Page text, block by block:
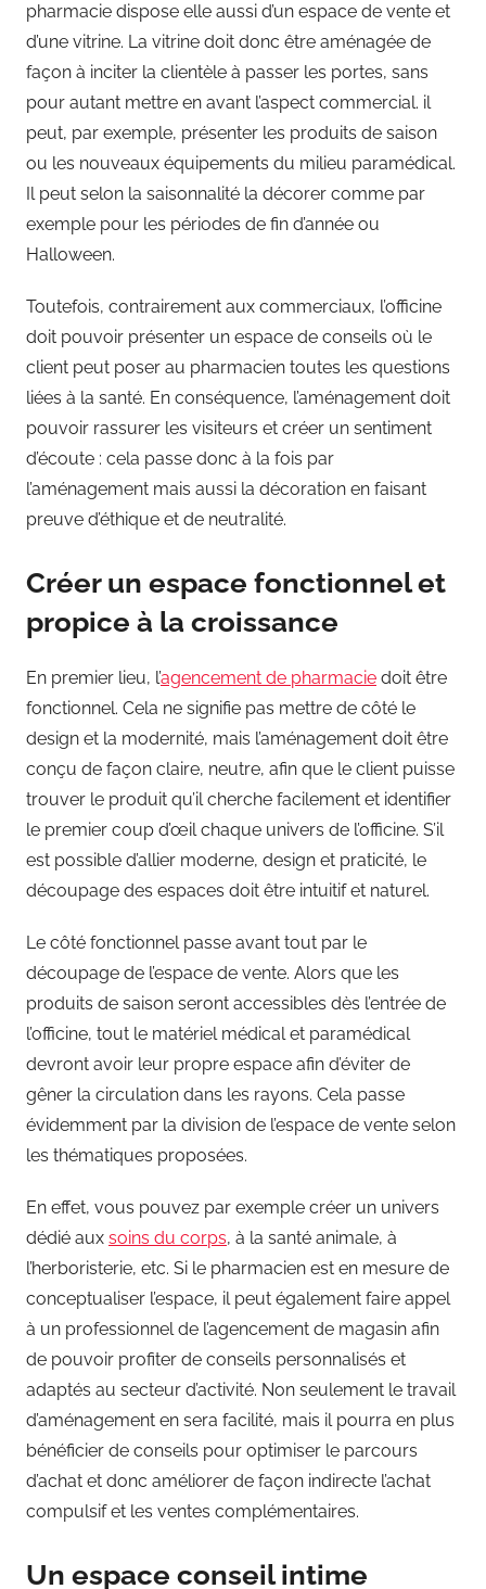
pharmacie dispose elle aussi d’un espace de vente et
d’une vitrine. La vitrine doit donc être aménagée de
façon à inciter la clientèle à passer les portes, sans
pour autant mettre en avant l’aspect commercial. il
peut, par exemple, présenter les produits de saison
ou les nouveaux équipements du milieu paramédical.
Il peut selon la saisonnalité la décorer comme par
exemple pour les périodes de fin d’année ou
Halloween.
Toutefois, contrairement aux commerciaux, l’officine
doit pouvoir présenter un espace de conseils où le
client peut poser au pharmacien toutes les questions
liées à la santé. En conséquence, l’aménagement doit
pouvoir rassurer les visiteurs et créer un sentiment
d’écoute : cela passe donc à la fois par
l’aménagement mais aussi la décoration en faisant
preuve d’éthique et de neutralité.
Créer un espace fonctionnel et
propice à la croissance
En premier lieu, l’agencement de pharmacie doit être
fonctionnel. Cela ne signifie pas mettre de côté le
design et la modernité, mais l’aménagement doit être
conçu de façon claire, neutre, afin que le client puisse
trouver le produit qu’il cherche facilement et identifier
le premier coup d’œil chaque univers de l’officine. S’il
est possible d’allier moderne, design et praticité, le
découpage des espaces doit être intuitif et naturel.
Le côté fonctionnel passe avant tout par le
découpage de l’espace de vente. Alors que les
produits de saison seront accessibles dès l’entrée de
l’officine, tout le matériel médical et paramédical
devront avoir leur propre espace afin d’éviter de
gêner la circulation dans les rayons. Cela passe
évidemment par la division de l’espace de vente selon
les thématiques proposées.
En effet, vous pouvez par exemple créer un univers
dédié aux soins du corps, à la santé animale, à
l’herboristerie, etc. Si le pharmacien est en mesure de
conceptualiser l’espace, il peut également faire appel
à un professionnel de l’agencement de magasin afin
de pouvoir profiter de conseils personnalisés et
adaptés au secteur d’activité. Non seulement le travail
d’aménagement en sera facilité, mais il pourra en plus
bénéficier de conseils pour optimiser le parcours
d’achat et donc améliorer de façon indirecte l’achat
compulsif et les ventes complémentaires.
Un espace conseil intime